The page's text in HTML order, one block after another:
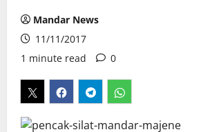
Mandar News
11/11/2017
1 minute read
0